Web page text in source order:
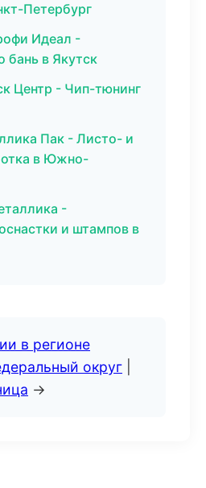
Петербург
Идеал -
бань в Якутск
Центр - Чип-тюнинг
Пак - Листо- и
в Южно-
-
и штампов в
в регионе
округ
→